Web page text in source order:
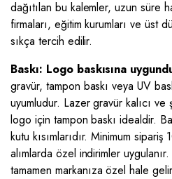
dağıtılan bu kalemler, uzun süre
firmaları, eğitim kurumları ve üst
sıkça tercih edilir.
Baskı: Logo baskısına
gravür, tampon baskı veya UV
uyumludur. Lazer gravür kalıcı
logo için tampon baskı idealdir.
kutu kısımlarıdır. Minimum
alımlarda özel indirimler
tamamen markanıza özel hale